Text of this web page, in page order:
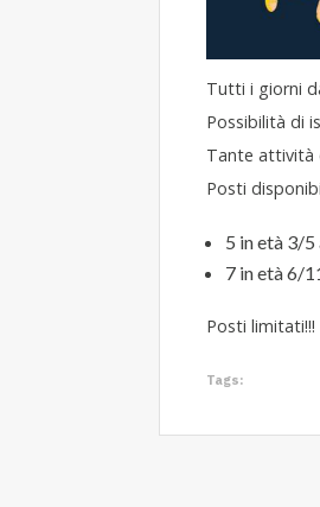
Tutti i giorni
Possibilità di
Tante attività
Posti
5 in età 3/5
7 in età 6/
Posti limitati!!!
Tags: